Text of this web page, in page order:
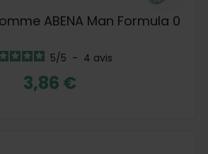
ABENA Man Formula 0
5/5 - 4 avis
3,86 €